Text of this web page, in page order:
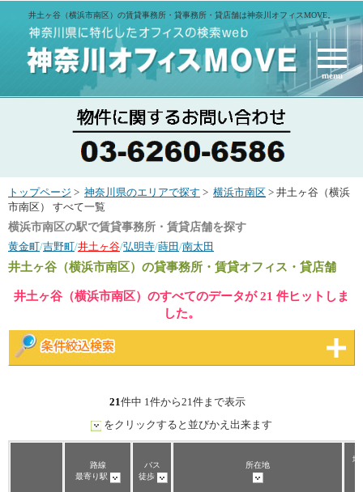
井土ヶ谷（横浜市南区）の賃貸事務所・貸事務所・貸店舗は神奈川オフィスMOVE。
menu
トップページ > 神奈川県のエリアで探す > 横浜市南区 > 井土ヶ谷（横浜
市南区） すべて一覧
横浜市南区の駅で賃貸事務所・賃貸店舗を探す
黄金町 /吉野町 /井土ヶ谷/弘明寺/蒔田 /南太田
井土ヶ谷（横浜市南区） の貸事務所・賃貸オフィス・貸店舗
井土ヶ谷（横浜市南区）のすべてのデータが 21 件ヒットしま
した。
21件中 1件から21件まで表示
をクリックすると並びかえ出来ます
路線
最寄り駅
バス
徒歩
所在地
坪